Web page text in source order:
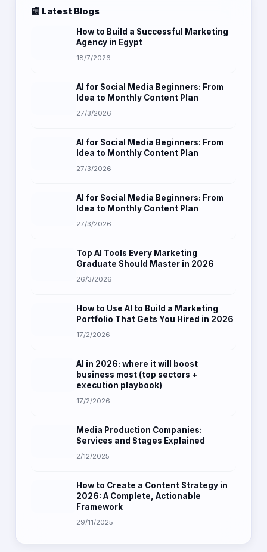
📰 Latest Blogs
How to Build a Successful Marketing
Agency in Egypt
18/7/2026
AI for Social Media Beginners: From
Idea to Monthly Content Plan
27/3/2026
AI for Social Media Beginners: From
Idea to Monthly Content Plan
27/3/2026
AI for Social Media Beginners: From
Idea to Monthly Content Plan
27/3/2026
Top AI Tools Every Marketing
Graduate Should Master in 2026
26/3/2026
How to Use AI to Build a Marketing
Portfolio That Gets You Hired in 2026
17/2/2026
AI in 2026: where it will boost
business most (top sectors +
execution playbook)
17/2/2026
Media Production Companies:
Services and Stages Explained
2/12/2025
How to Create a Content Strategy in
2026: A Complete, Actionable
Framework
29/11/2025